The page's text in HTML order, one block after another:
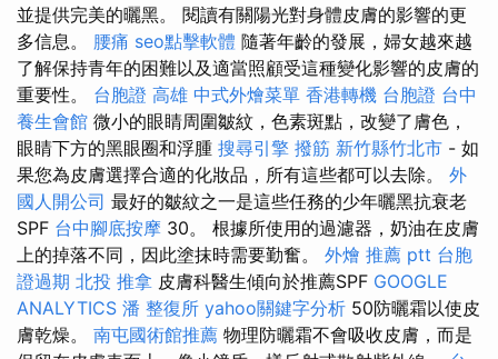
並提供完美的曬黑。 閱讀有關陽光對身體皮膚的影響的更
多信息。 腰痛 seo點擊軟體 隨著年齡的發展，婦女越來越
了解保持青年的困難以及適當照顧受這種變化影響的皮膚的
重要性。 台胞證 高雄 中式外燴菜單 香港轉機 台胞證 台中
養生會館 微小的眼睛周圍皺紋，色素斑點，改變了膚色，
眼睛下方的黑眼圈和浮腫 搜尋引擎 撥筋 新竹縣竹北市 - 如
果您為皮膚選擇合適的化妝品，所有這些都可以去除。 外
國人開公司 最好的皺紋之一是這些任務的少年曬黑抗衰老
SPF 台中腳底按摩 30。 根據所使用的過濾器，奶油在皮膚
上的掉落不同，因此塗抹時需要勤奮。 外燴 推薦 ptt 台胞
證過期 北投 推拿 皮膚科醫生傾向於推薦SPF GOOGLE
ANALYTICS 潘 整復所 yahoo關鍵字分析 50防曬霜以使皮
膚乾燥。 南屯國術館推薦 物理防曬霜不會吸收皮膚，而是